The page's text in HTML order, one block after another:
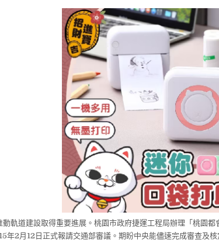
動軌道建設取得重要進展。桃園市政府捷運工程局辦理「桃園
年2月12日正式報請交通部審議。期盼中央能儘速完成審查及